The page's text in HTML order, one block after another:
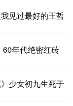
见过最好的王哲
年代绝密红砖
少女初九生死于